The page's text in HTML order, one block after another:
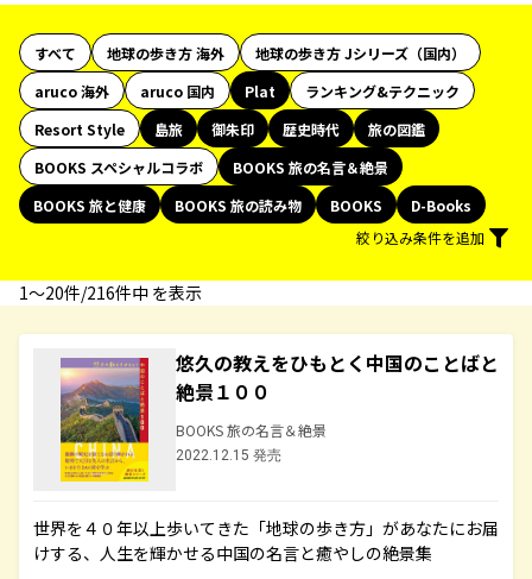
すべて 地球の歩き方 海外
地球の歩き方 Jシリーズ（国内）
aruco 海外
aruco 国内 Plat
ランキング&テクニック
Resort Style
島旅 御朱印 歴史時代
旅の図鑑
BOOKS スペシャルコラボ
BOOKS 旅の名言＆絶景
BOOKS 旅と健康
BOOKS 旅の読み物 BOOKS
D-Books
絞り込み条件を追加
1〜20件/216件中 を表示
悠久の教えをひもとく中国のことばと
絶景１００
BOOKS 旅の名言＆絶景
2022.12.15 発売
世界を４０年以上歩いてきた「地球の歩き方」があなたにお届
けする、人生を輝かせる中国の名言と癒やしの絶景集